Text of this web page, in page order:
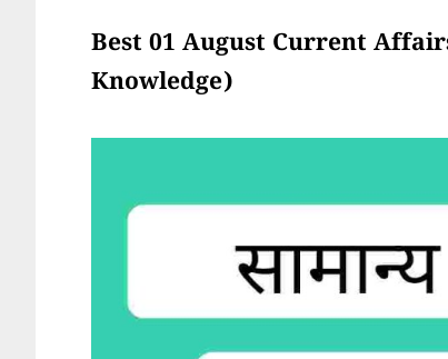
Best 01 August Current Affairs
Knowledge)